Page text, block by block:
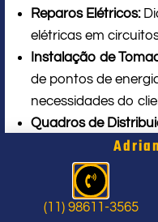
Reparos Elétricos:
elétricas em
Instalação de
de pontos de
necessidades do
Quadros de
de quadros
de energia.
Manutenção
garantir que a
(11) 98611-3565